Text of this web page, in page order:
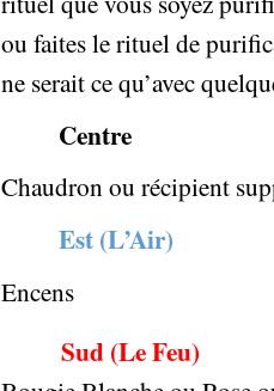
ou faites le rituel de
ne serait ce qu’avec
Centre
Chaudron ou récipient
Est (L’Air)
Encens
Sud (Le Feu)